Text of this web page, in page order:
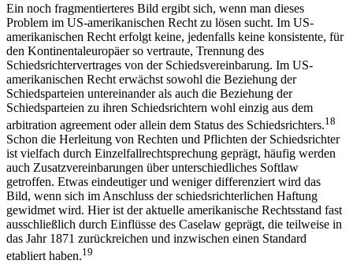
Ein noch fragmentierteres Bild ergibt sich, wenn man dieses
Problem im US-amerikanischen Recht zu lösen sucht. Im US-
amerikanischen Recht erfolgt keine, jedenfalls keine konsistente, für
den Kontinentaleuropäer so vertraute, Trennung des
Schiedsrichtervertrages von der Schiedsvereinbarung. Im US-
amerikanischen Recht erwächst sowohl die Beziehung der
Schiedsparteien untereinander als auch die Beziehung der
Schiedsparteien zu ihren Schiedsrichtern wohl einzig aus dem
arbitration agreement oder allein dem Status des Schiedsrichters.18
Schon die Herleitung von Rechten und Pflichten der Schiedsrichter
ist vielfach durch Einzelfallrechtsprechung geprägt, häufig werden
auch Zusatzvereinbarungen über unterschiedliches Softlaw
getroffen. Etwas eindeutiger und weniger differenziert wird das
Bild, wenn sich im Anschluss der schiedsrichterlichen Haftung
gewidmet wird. Hier ist der aktuelle amerikanische Rechtsstand fast
ausschließlich durch Einflüsse des Caselaw geprägt, die teilweise in
das Jahr 1871 zurückreichen und inzwischen einen Standard
etabliert haben.19